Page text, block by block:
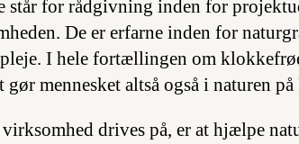
står for rådgivning inden for
De er erfarne inden for
I hele fortællingen om
gør mennesket altså også i naturen
virksomhed drives på, er at hjælpe